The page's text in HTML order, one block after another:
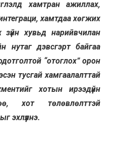
хамтран ажиллах,
хамтдаа хөгжих
хувьд нарийвчилан
нутаг дэвсгэрт байгаа
“отоглох” орон
тусгай хамгаалалттай
хотын ирээдүйн
хот төлөвлөлттэй
эхлүүлнэ.